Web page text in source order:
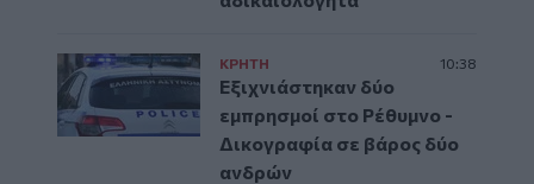
ΚΡΗΤΗ 10:38
Εξιχνιάστηκαν δύο
εμπρησμοί στο Ρέθυμνο -
Δικογραφία σε βάρος δύο
ανδρών